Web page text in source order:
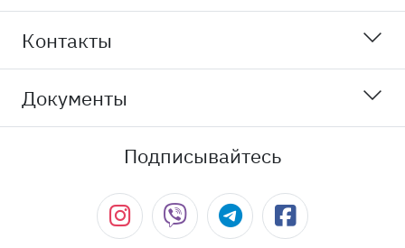
Контакты
Документы
Подписывайтесь